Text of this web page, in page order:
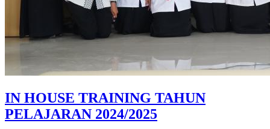
IN HOUSE TRAINING TAHUN
PELAJARAN 2024/2025